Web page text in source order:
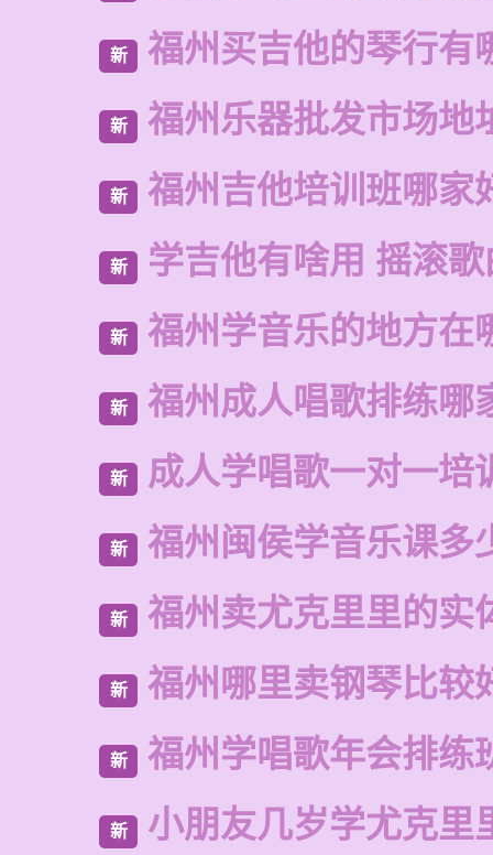
新 福州买吉他的琴行有
新 福州乐器批发市场地
新 福州吉他培训班哪家
新 学吉他有啥用 摇滚歌
新 福州学音乐的地方在
新 福州成人唱歌排练哪
新 成人学唱歌一对一培
新 福州闽侯学音乐课多
新 福州卖尤克里里的实
新 福州哪里卖钢琴比较
新 福州学唱歌年会排练
新 小朋友几岁学尤克里